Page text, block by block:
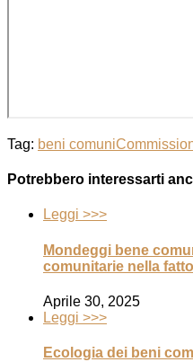
Tag: beni comuni
Potrebbero interessarti
Leggi >>>
Mondeggi bene
comunitarie nella
Aprile 30, 2025
Leggi >>>
Ecologia dei beni